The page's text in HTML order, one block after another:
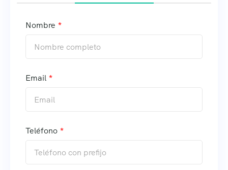
Nombre
Email
Teléfono